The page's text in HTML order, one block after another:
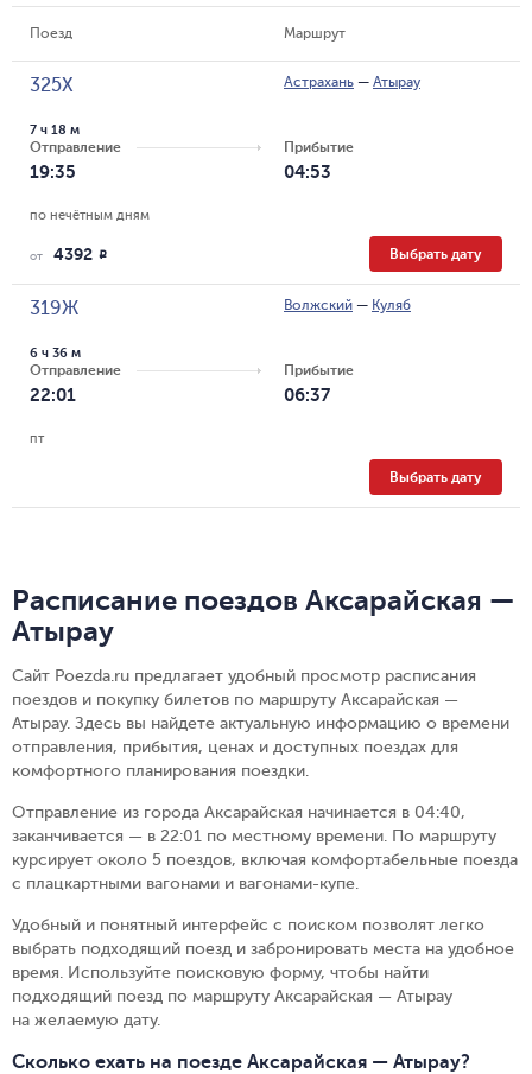
Поезд Маршрут
325Х Астрахань — Атырау
Отправление
19:35
7 ч 18 м
Прибытие
04:53
по нечётным дням
от 4392 R Выбрать дату
319Ж Волжский — Куляб
Отправление
22:01
6 ч 36 м
Прибытие
06:37
пт
Выбрать дату
Расписание поездов Аксарайская —
Атырау
Сайт Poezda.ru предлагает удобный просмотр расписания
поездов и покупку билетов по маршруту Аксарайская —
Атырау. Здесь вы найдете актуальную информацию о времени
отправления, прибытия, ценах и доступных поездах для
комфортного планирования поездки.
Отправление из города Аксарайская начинается в 04:40,
заканчивается — в 22:01 по местному времени. По маршруту
курсирует около 5 поездов, включая комфортабельные поезда
с плацкартными вагонами и вагонами-купе.
Удобный и понятный интерфейс с поиском позволят легко
выбрать подходящий поезд и забронировать места на удобное
время. Используйте поисковую форму, чтобы найти
подходящий поезд по маршруту Аксарайская — Атырау
на желаемую дату.
Сколько ехать на поезде Аксарайская — Атырау?